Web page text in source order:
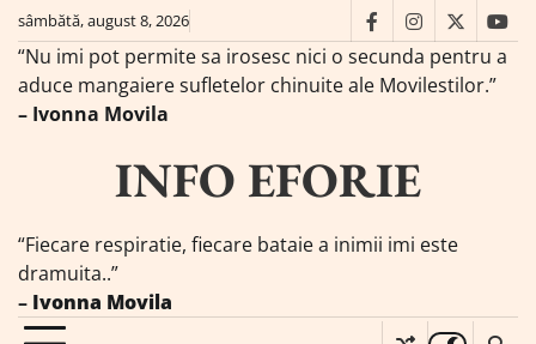
Skip
content
sâmbătă, august 8, 2026 facebookinstagram
twitter
“Nu imi pot permite sa irosesc nici o secunda pentru a
aduce mangaiere sufletelor chinuite ale Movilestilor.”
– Ivonna Movila
INFO EFORIE
“Fiecare respiratie, fiecare bataie a inimii imi este
dramuita..”
– Ivonna Movila